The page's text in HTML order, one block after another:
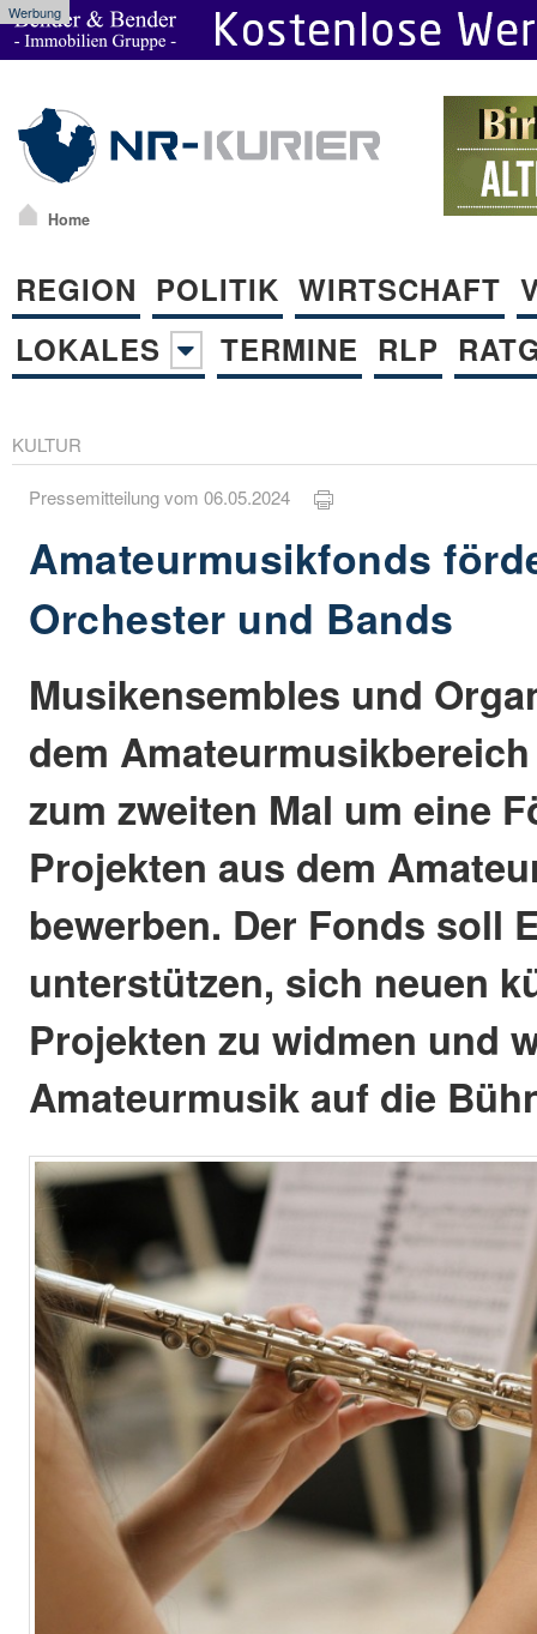
Werbung
Home
REGION POLITIK WIRTSCHAFT
LOKALES
TERMINE RLP
KULTUR
Pressemitteilung vom 06.05.2024
Amateurmusikfonds
Orchester und Bands
Musikensembles und
dem
zum zweiten Mal um eine
Projekten aus dem
bewerben. Der Fonds soll
unterstützen, sich neuen
Projekten zu widmen und
Amateurmusik auf die